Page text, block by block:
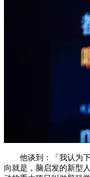
他谈到：「我认为下
向就是，脑启发的新型